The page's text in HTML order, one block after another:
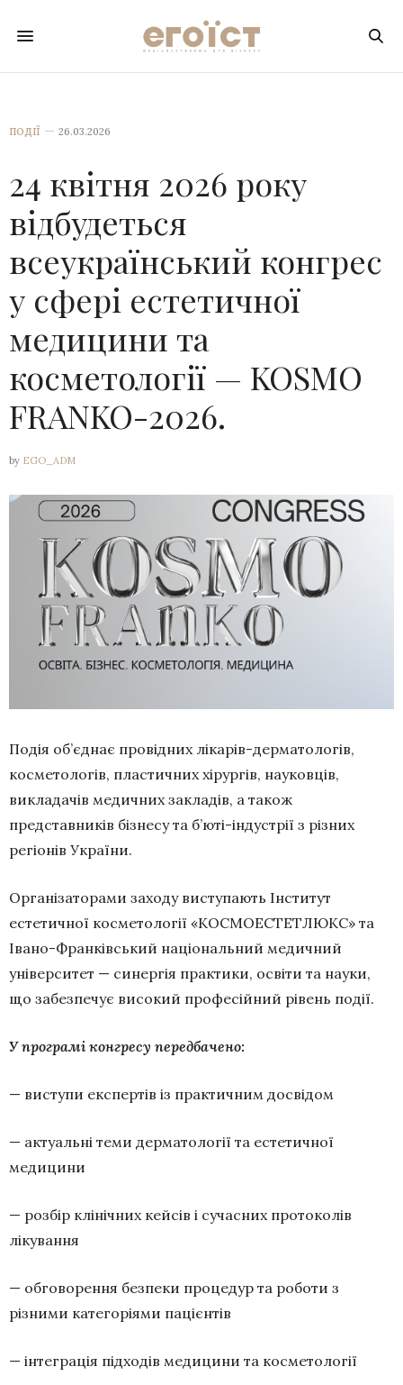
ПОДІЇ 26.03.2026
24 квітня 2026 року
відбудеться
всеукраїнський конгрес
у сфері естетичної
медицини та
косметології — KOSMO
FRANKO-2026.
by EGO_ADM
Подія об’єднає провідних лікарів-дерматологів,
косметологів, пластичних хірургів, науковців,
викладачів медичних закладів, а також
представників бізнесу та б’юті-індустрії з різних
регіонів України.
Організаторами заходу виступають Інститут
естетичної косметології «КОСМОЕСТЕТЛЮКС» та
Івано-Франківський національний медичний
університет — синергія практики, освіти та науки,
що забезпечує високий професійний рівень події.
У програмі конгресу передбачено:
— виступи експертів із практичним досвідом
— актуальні теми дерматології та естетичної
медицини
— розбір клінічних кейсів і сучасних протоколів
лікування
— обговорення безпеки процедур та роботи з
різними категоріями пацієнтів
— інтеграція підходів медицини та косметології